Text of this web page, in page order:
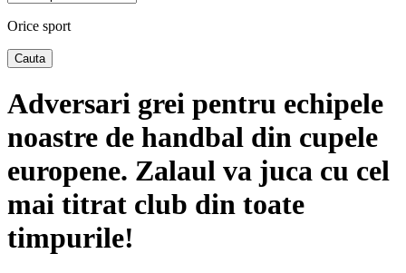
Orice sport
Adversari grei pentru echipele
noastre de handbal din cupele
europene. Zalaul va juca cu cel
mai titrat club din toate
timpurile!